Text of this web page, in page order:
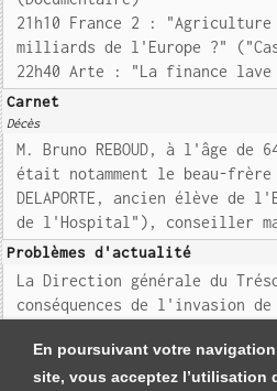
En poursuivant votre
site, vous acceptez l’utilisation
21h10 France 2 :
milliards de l'Europe ?"
22h40 Arte : "La finance lave
Carnet
Décès
M. Bruno REBOUD, à l'âge de
était notamment le beau-
DELAPORTE, ancien élève de
de l'Hospital"), conseiller
Problèmes d'actualité
La Direction générale du
conséquences de l'invasion